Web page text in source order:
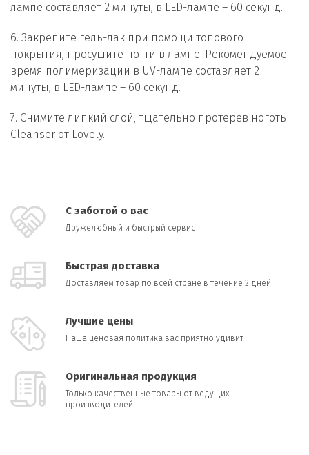
лампе составляет 2 минуты, в LED-лампе – 60 секунд.
6. Закрепите гель-лак при помощи топового
покрытия, просушите ногти в лампе. Рекомендуемое
время полимеризации в UV-лампе составляет 2
минуты, в LED-лампе – 60 секунд.
7. Снимите липкий слой, тщательно протерев ноготь
Cleanser от Lovely.
С заботой о вас
Дружелюбный и быстрый сервис
Быстрая доставка
Доставляем товар по всей стране в течение 2 дней
Лучшие цены
Наша ценовая политика вас приятно удивит
Оригинальная продукция
Только качественные товары от ведущих
производителей